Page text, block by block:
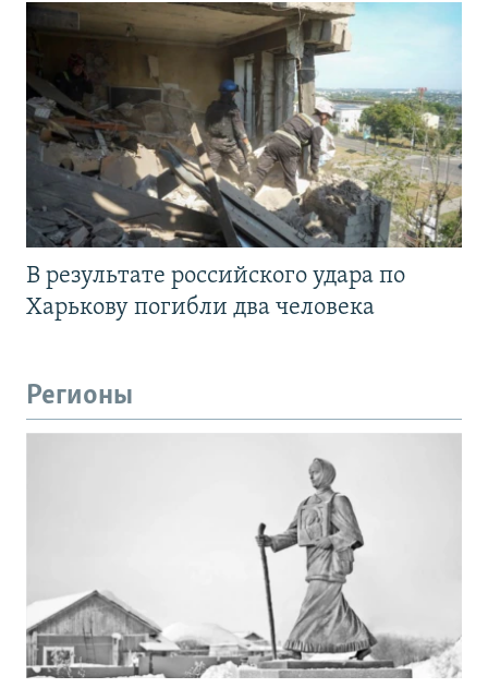
В результате российского удара по
Харькову погибли два человека
Регионы